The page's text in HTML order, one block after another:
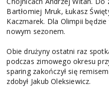
Bartłomiej Mruk, Łukasz
Kaczmarek. Dla Olimpii
nowym sezonem.
Obie drużyny ostatni raz
podczas zimowego okresu
sparing zakończył się
zdobył Jakub Oleksiewicz.